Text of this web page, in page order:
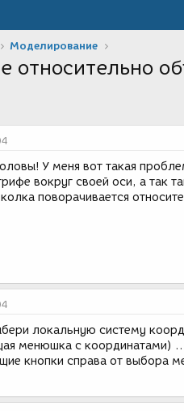
Моделирование
относительно
У меня вот такая
вокруг своей оси, а так
поворачивается
локальную систему
менюшка с координатами)
кнопки справа от выбора